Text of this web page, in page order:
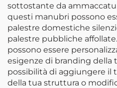
sottostante da
questi manubri possono
palestre domestiche
palestre pubbliche
possono essere
esigenze di branding della
possibilità di aggiungere il
della tua struttura o